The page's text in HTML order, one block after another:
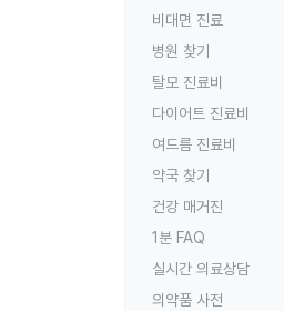
비대면 진료
병원 찾기
탈모 진료비
다이어트 진료비
여드름 진료비
약국 찾기
건강 매거진
1분 FAQ
실시간 의료상담
의약품 사전